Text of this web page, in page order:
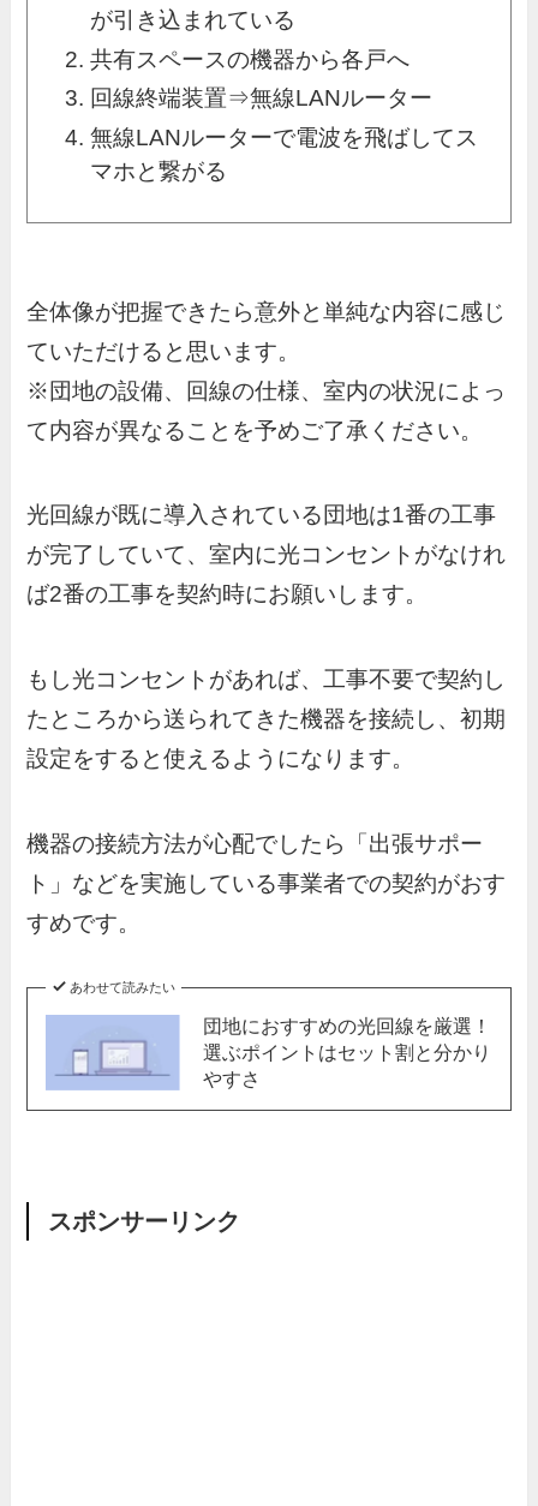
が引き込まれている
共有スペースの機器から各戸へ
回線終端装置⇒無線LANルーター
無線LANルーターで電波を飛ばしてス
マホと繋がる
全体像が把握できたら意外と単純な内容に感じ
ていただけると思います。
※団地の設備、回線の仕様、室内の状況によっ
て内容が異なることを予めご了承ください。
光回線が既に導入されている団地は1番の工事
が完了していて、室内に光コンセントがなけれ
ば2番の工事を契約時にお願いします。
もし光コンセントがあれば、工事不要で契約し
たところから送られてきた機器を接続し、初期
設定をすると使えるようになります。
機器の接続方法が心配でしたら「出張サポー
ト」などを実施している事業者での契約がおす
すめです。
あわせて読みたい
団地におすすめの光回線を厳選！
選ぶポイントはセット割と分かり
やすさ
スポンサーリンク